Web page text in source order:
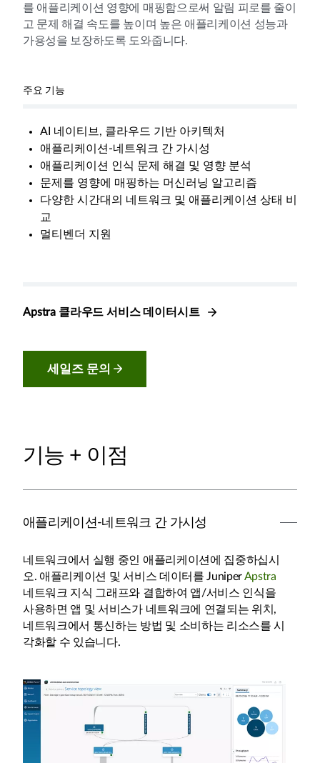
를 애플리케이션 영향에 매핑함으로써 알림 피로를 줄이
고 문제 해결 속도를 높이며 높은 애플리케이션 성능과
가용성을 보장하도록 도와줍니다.
주요 기능
AI 네이티브, 클라우드 기반 아키텍처
애플리케이션-네트워크 간 가시성
애플리케이션 인식 문제 해결 및 영향 분석
문제를 영향에 매핑하는 머신러닝 알고리즘
다양한 시간대의 네트워크 및 애플리케이션 상태 비
교
멀티벤더 지원
Apstra 클라우드 서비스 데이터시트
세일즈 문의
기능 + 이점
애플리케이션-네트워크 간 가시성
네트워크에서 실행 중인 애플리케이션에 집중하십시
오. 애플리케이션 및 서비스 데이터를 JuniperApstra
네트워크 지식 그래프와 결합하여 앱/서비스 인식을
사용하면 앱 및 서비스가 네트워크에 연결되는 위치,
네트워크에서 통신하는 방법 및 소비하는 리소스를 시
각화할 수 있습니다.